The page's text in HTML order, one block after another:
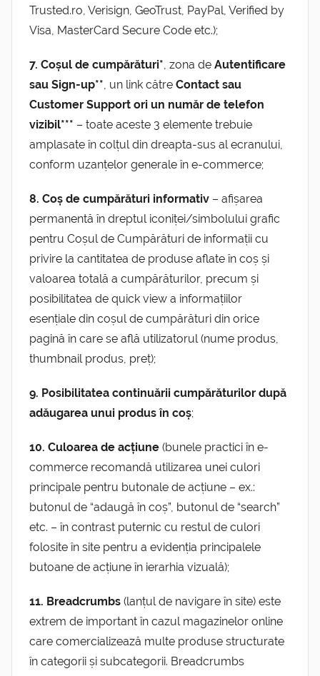
Trusted.ro, Verisign, GeoTrust, PayPal, Verified by
Visa, MasterCard Secure Code etc.);
7. Coșul de cumpărături*, zona de Autentificare
sau Sign-up**, un link către Contact sau
Customer Support ori un număr de telefon
vizibil*** – toate aceste 3 elemente trebuie
amplasate în colțul din dreapta-sus al ecranului,
conform uzanțelor generale în e-commerce;
8. Coș de cumpărături informativ – afișarea
permanentă în dreptul iconiței/simbolului grafic
pentru Coșul de Cumpărături de informații cu
privire la cantitatea de produse aflate în coș și
valoarea totală a cumpărăturilor, precum și
posibilitatea de quick view a informațiilor
esențiale din coșul de cumpărături din orice
pagină în care se află utilizatorul (nume produs,
thumbnail produs, preț);
9. Posibilitatea continuării cumpărăturilor după
adăugarea unui produs în coș;
10. Culoarea de acțiune (bunele practici în e-
commerce recomandă utilizarea unei culori
principale pentru butonale de acțiune – ex.:
butonul de “adaugă în coș”, butonul de “search”
etc. – în contrast puternic cu restul de culori
folosite în site pentru a evidenția principalele
butoane de acțiune în ierarhia vizuală);
11. Breadcrumbs (lanțul de navigare în site) este
extrem de important în cazul magazinelor online
care comercializează multe produse structurate
în categorii și subcategorii. Breadcrumbs